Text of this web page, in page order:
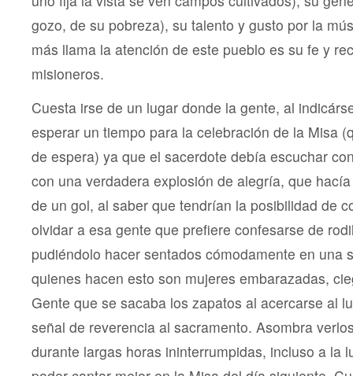
gozo, de su pobreza), su talento y gusto por la
más llama la atención de este pueblo es su fe y
misioneros.
Cuesta irse de un lugar donde la gente, al
esperar un tiempo para la celebración de la Misa
de espera) ya que el sacerdote debía escuchar
con una verdadera explosión de alegría, que
de un gol, al saber que tendrían la posibilidad de
olvidar a esa gente que prefiere confesarse de
pudiéndolo hacer sentados cómodamente en una
quienes hacen esto son mujeres embarazadas,
Gente que se sacaba los zapatos al acercarse al
señal de reverencia al sacramento. Asombra
durante largas horas ininterrumpidas, incluso a la